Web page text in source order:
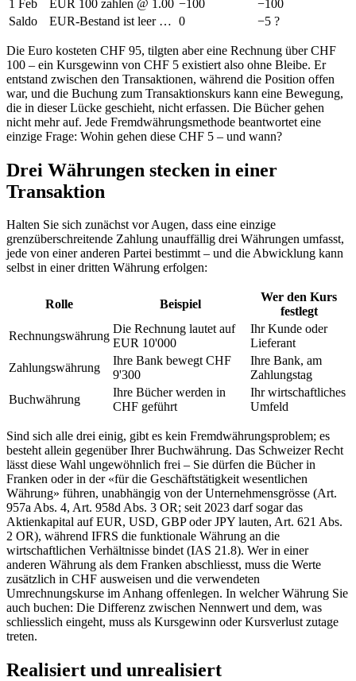
1 Feb EUR 100 zahlen @ 1.00 −100
−100
Saldo
EUR-Bestand ist leer … 0 −5 ?
Die Euro kosteten CHF 95, tilgten aber eine Rechnung über CHF
100 – ein Kursgewinn von CHF 5 existiert also ohne Bleibe. Er
entstand zwischen den Transaktionen, während die Position offen
war, und die Buchung zum Transaktionskurs kann eine Bewegung,
die in dieser Lücke geschieht, nicht erfassen. Die Bücher gehen
nicht mehr auf. Jede Fremdwährungsmethode beantwortet eine
einzige Frage: Wohin gehen diese CHF 5 – und wann?
Drei Währungen stecken in einer
Transaktion
Halten Sie sich zunächst vor Augen, dass eine einzige
grenzüberschreitende Zahlung unauffällig drei Währungen umfasst,
jede von einer anderen Partei bestimmt – und die Abwicklung kann
selbst in einer dritten Währung erfolgen:
Rolle Beispiel
Wer den Kurs
festlegt
Rechnungswährung
Die Rechnung lautet auf
EUR 10'000
Ihr Kunde oder
Lieferant
Zahlungswährung
Ihre Bank bewegt CHF
9'300
Ihre Bank, am
Zahlungstag
Buchwährung
Ihre Bücher werden in
CHF geführt
Ihr wirtschaftliches
Umfeld
Sind sich alle drei einig, gibt es kein Fremdwährungsproblem; es
besteht allein gegenüber Ihrer Buchwährung. Das Schweizer Recht
lässt diese Wahl ungewöhnlich frei – Sie dürfen die Bücher in
Franken oder in der «für die Geschäftstätigkeit wesentlichen
Währung» führen, unabhängig von der Unternehmensgrösse (Art.
957a Abs. 4, Art. 958d Abs. 3 OR; seit 2023 darf sogar das
Aktienkapital auf EUR, USD, GBP oder JPY lauten, Art. 621 Abs.
2 OR), während IFRS die funktionale Währung an die
wirtschaftlichen Verhältnisse bindet (IAS 21.8). Wer in einer
anderen Währung als dem Franken abschliesst, muss die Werte
zusätzlich in CHF ausweisen und die verwendeten
Umrechnungskurse im Anhang offenlegen. In welcher Währung Sie
auch buchen: Die Differenz zwischen Nennwert und dem, was
schliesslich eingeht, muss als Kursgewinn oder Kursverlust zutage
treten.
Realisiert und unrealisiert